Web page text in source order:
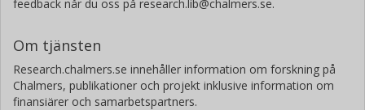
feedback når du oss på research.lib@chalmers.se.
Om tjänsten
Research.chalmers.se innehåller information om forskning på
Chalmers, publikationer och projekt inklusive information om
finansiärer och samarbetspartners.